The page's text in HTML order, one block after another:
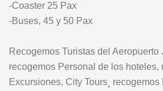
-Coaster 25 Pax
-Buses, 45 y 50 Pax
Recogemos Turistas del Aeropuerto
recogemos Personal de los hoteles,
Excursiones, City Tours¸